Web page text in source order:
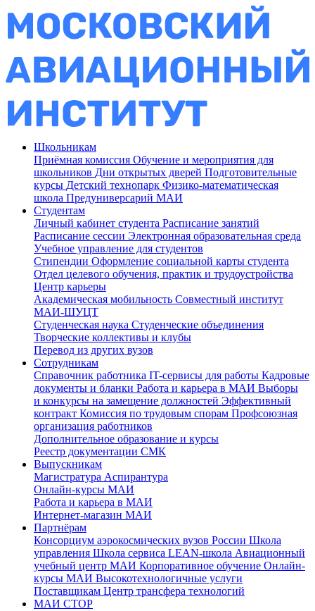
Школьникам
Приёмная комиссия Обучение и мероприятия для
школьников Дни открытых дверей Подготовительные
курсы Детский технопарк Физико-математическая
школа Предуниверсарий МАИ
Студентам
Личный кабинет студента Расписание занятий
Расписание сессии Электронная образовательная среда
Учебное управление для студентов
Стипендии Оформление социальной карты студента
Отдел целевого обучения, практик и трудоустройства
Центр карьеры
Академическая мобильность Совместный институт
МАИ-ШУЦТ
Студенческая наука Студенческие объединения
Творческие коллективы и клубы
Перевод из других вузов
Сотрудникам
Cправочник работника IT-сервисы для работы Кадровые
документы и бланки Работа и карьера в МАИ Выборы
и конкурсы на замещение должностей Эффективный
контракт Комиссия по трудовым спорам Профсоюзная
организация работников
Дополнительное образование и курсы
Реестр документации СМК
Выпускникам
Магистратура Аспирантура
Онлайн-курсы МАИ
Работа и карьера в МАИ
Интернет-магазин МАИ
Партнёрам
Консорциум аэрокосмических вузов России Школа
управления Школа сервиса LEAN-школа Авиационный
учебный центр МАИ Корпоративное обучение Онлайн-
курсы МАИ Высокотехнологичные услуги
Поставщикам Центр трансфера технологий
МАИ СТОР